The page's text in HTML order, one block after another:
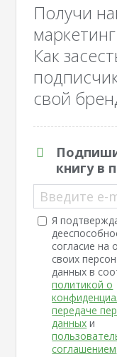
Получи
Как
свой
книгу в
Введите e-
Я
согласие на
своих
данных в
политикой о
передаче
данных и
соглашением